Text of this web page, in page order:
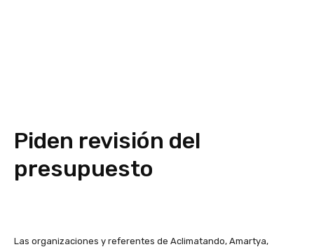
Piden revisión del
presupuesto
Las organizaciones y referentes de Aclimatando, Amartya,